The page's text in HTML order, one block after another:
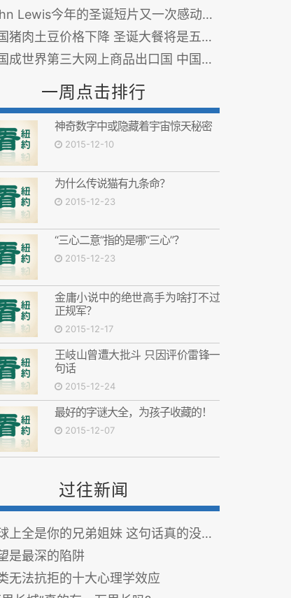
Lewis今年的圣诞短片又一次感动了全英国（一）
肉土豆价格下降 圣诞大餐将是五年来最便宜的一年
成世界第三大网上商品出口国 中国人为最大买家
一周点击排行
神奇数字中或隐藏着宇宙惊天秘密
2015-12-10
为什么传说猫有九条命？
2015-12-23
“三心二意”指的是哪“三心”？
2015-12-23
金庸小说中的绝世高手为啥打不过
正规军？
2015-12-17
王岐山曾遭大批斗 只因评价雷锋一
句话
2015-12-24
最好的字谜大全，为孩子收藏的！
2015-12-07
过往新闻
上全是你的兄弟姐妹 这句话真的没错！
是最深的陷阱
无法抗拒的十大心理学效应